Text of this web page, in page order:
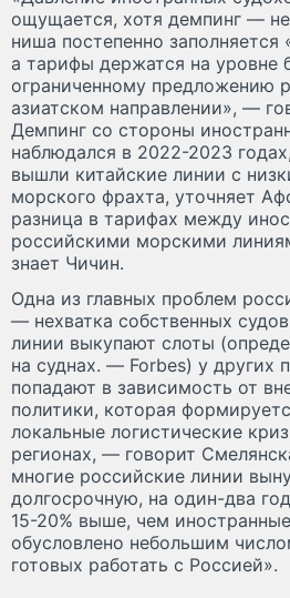
ощущается, хотя демпинг —
ниша постепенно
а тарифы держатся на уровне
ограниченному предложению
азиатском направлении», —
Демпинг со стороны
наблюдался в 2022-2023
вышли китайские линии с
морского фрахта, уточняет
разница в тарифах между
российскими морскими
знает Чичин.
Одна из главных проблем
— нехватка собственных
линии выкупают слоты
на суднах. — Forbes) у других
попадают в зависимость от
политики, которая
локальные логистические
регионах, — говорит
многие российские линии
долгосрочную, на один-два
15-20% выше, чем
обусловлено небольшим
готовых работать с Россией».